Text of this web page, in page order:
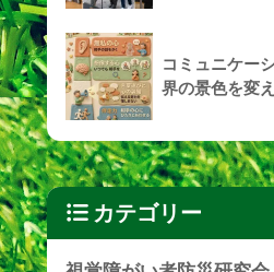
コミュニケー
界の景色を変え
カテゴリー